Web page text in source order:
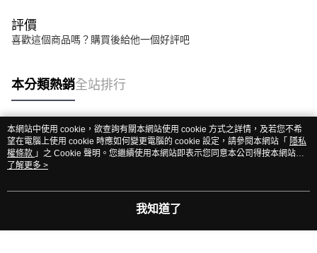
評價
喜歡這個商品嗎？購買後給他一個好評吧
本分類熱銷全站排行
熱門標籤
本網站中使用 cookie，欲查詢有關本網站使用 cookie 方式之詳情，及若您不希
望在電腦上使用 cookie 時應如何變更電腦的 cookie 設定，請參閱本網站「 隱私
權條款 」之 Cookie 聲明。您繼續使用本網站即表示您同意本公司得按本網站使
用條款之 Cookie 聲明使用 cookie。
了解更多 >
我知道了